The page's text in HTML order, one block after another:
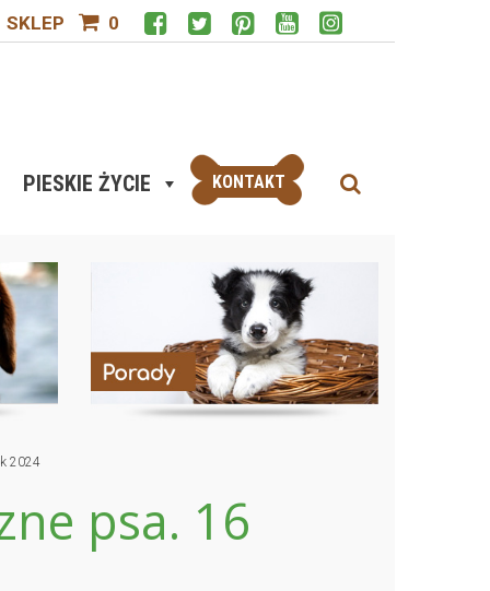
SKLEP 0
PIESKIE ŻYCIE KONTAKT
2024
psa. 16